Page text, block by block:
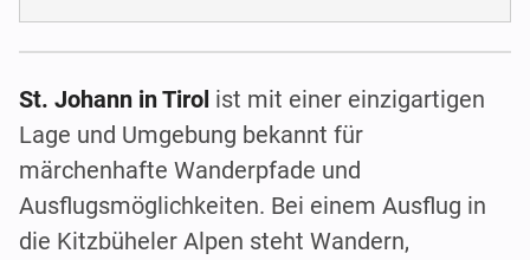
St. Johann in Tirol ist mit einer einzigartigen
Lage und Umgebung bekannt für
märchenhafte Wanderpfade und
Ausflugsmöglichkeiten. Bei einem Ausflug in
die Kitzbüheler Alpen steht Wandern,